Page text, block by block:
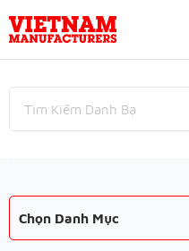
Chọn Danh Mục